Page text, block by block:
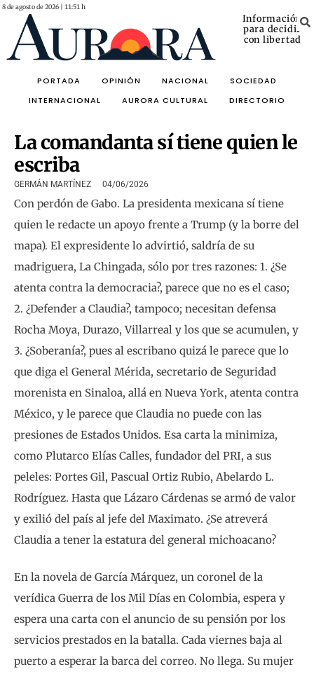
8 de agosto de 2026 | 11:51 h
Información
para decidir
con libertad
PORTADA OPINIÓN NACIONAL
SOCIEDAD
INTERNACIONAL
AURORA CULTURAL DIRECTORIO
La comandanta sí tiene quien le
escriba
GERMÁN MARTÍNEZ 04/06/2026
Con perdón de Gabo. La presidenta mexicana sí tiene
quien le redacte un apoyo frente a Trump (y la borre del
mapa). El expresidente lo advirtió, saldría de su
madriguera, La Chingada, sólo por tres razones: 1. ¿Se
atenta contra la democracia?, parece que no es el caso;
2. ¿Defender a Claudia?, tampoco; necesitan defensa
Rocha Moya, Durazo, Villarreal y los que se acumulen, y
3. ¿Soberanía?, pues al escribano quizá le parece que lo
que diga el General Mérida, secretario de Seguridad
morenista en Sinaloa, allá en Nueva York, atenta contra
México, y le parece que Claudia no puede con las
presiones de Estados Unidos. Esa carta la minimiza,
como Plutarco Elías Calles, fundador del PRI, a sus
peleles: Portes Gil, Pascual Ortiz Rubio, Abelardo L.
Rodríguez. Hasta que Lázaro Cárdenas se armó de valor
y exilió del país al jefe del Maximato. ¿Se atreverá
Claudia a tener la estatura del general michoacano?
En la novela de García Márquez, un coronel de la
verídica Guerra de los Mil Días en Colombia, espera y
espera una carta con el anuncio de su pensión por los
servicios prestados en la batalla. Cada viernes baja al
puerto a esperar la barca del correo. No llega. Su mujer